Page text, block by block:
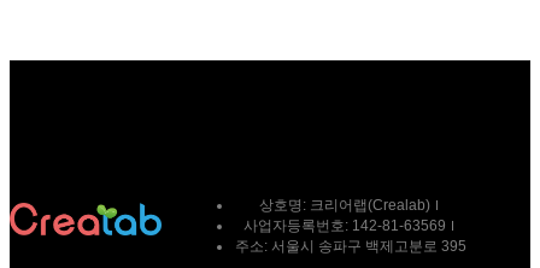
상호명: 크리어랩(Crealab)
사업자등록번호: 142-81-63569
주소: 서울시 송파구 백제고분로 395